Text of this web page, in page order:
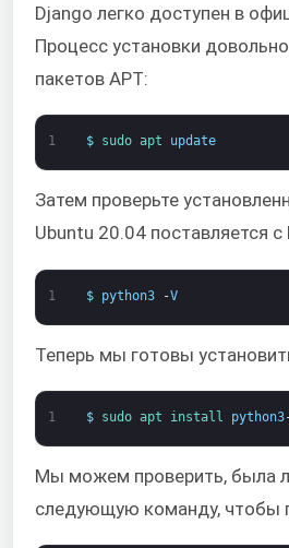
Django легко доступен в
Процесс установки
пакетов APT:
1 $ sudo apt update
Затем проверьте
Ubuntu 20.04 поставляется с
1 $ python3 -V
Теперь мы готовы
1 $ sudo apt install python3
Мы можем проверить, была
следующую команду, чтобы